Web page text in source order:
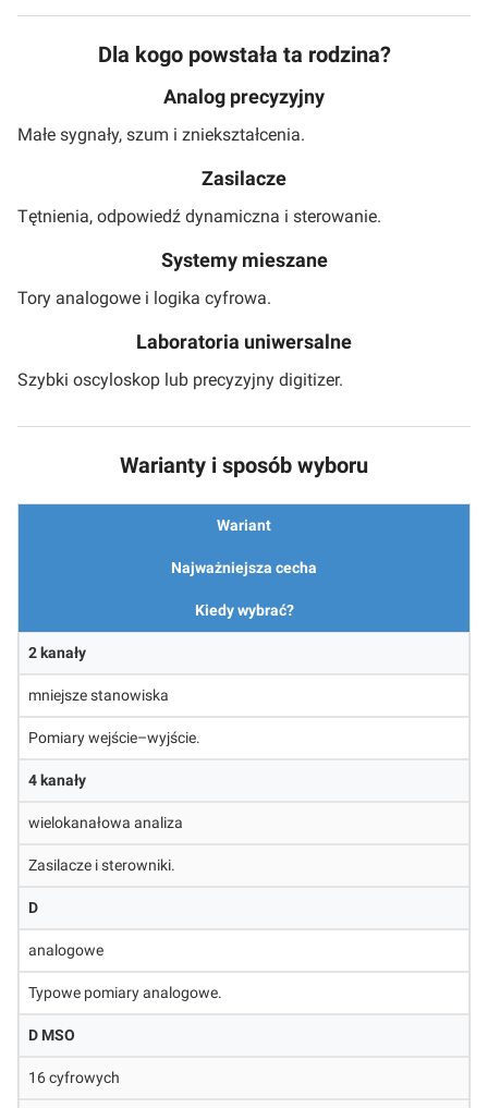
Dla kogo powstała ta rodzina?
Analog precyzyjny
Małe sygnały, szum i zniekształcenia.
Zasilacze
Tętnienia, odpowiedź dynamiczna i sterowanie.
Systemy mieszane
Tory analogowe i logika cyfrowa.
Laboratoria uniwersalne
Szybki oscyloskop lub precyzyjny digitizer.
Warianty i sposób wyboru
Wariant
Najważniejsza cecha
Kiedy wybrać?
2 kanały
mniejsze stanowiska
Pomiary wejście–wyjście.
4 kanały
wielokanałowa analiza
Zasilacze i sterowniki.
D
analogowe
Typowe pomiary analogowe.
D MSO
16 cyfrowych